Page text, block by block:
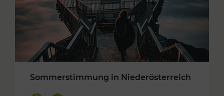
Sommerstimmung in Niederösterreich